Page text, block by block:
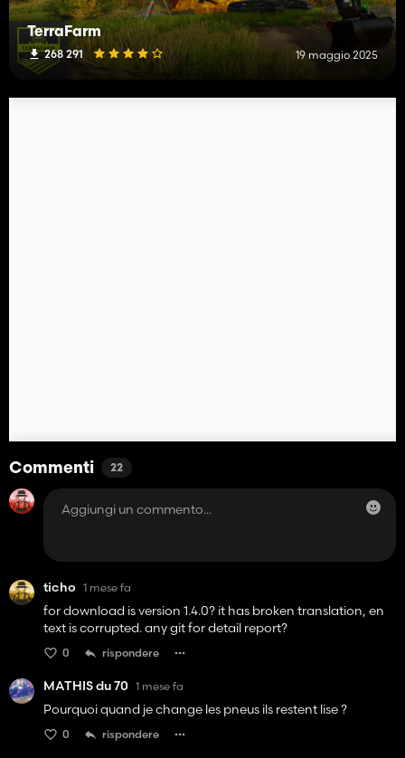
TerraFarm
268 291 19 maggio 2025
Commenti 22
ticho 1 mese fa
for download is version 1.4.0? it has broken translation, en
text is corrupted. any git for detail report?
0 rispondere
MATHIS du 70 1 mese fa
Pourquoi quand je change les pneus ils restent lise ?
0 rispondere